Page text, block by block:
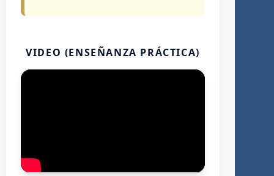
VIDEO (ENSEÑANZA PRÁCTICA)